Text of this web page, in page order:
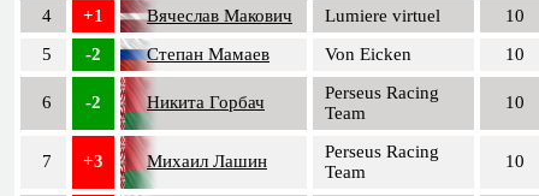
4 +1 Вячеслав Макович Lumiere virtuel
10
5
-2 Степан Мамаев Von Eicken 10
6 -2 Никита Горбач
Perseus Racing
Team
10
7 +3 Михаил Лашин
Perseus Racing
Team
10